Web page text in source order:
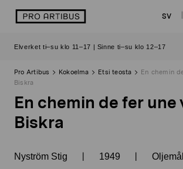
sisältöön
logo SV
Elverket ti–su klo 11–17 | Sinne ti–su klo 12–17
Pro Artibus Kokoelma Etsi teosta
En chemin
Biskra
En chemin de fer une
Biskra
Nyström Stig | 1949 |